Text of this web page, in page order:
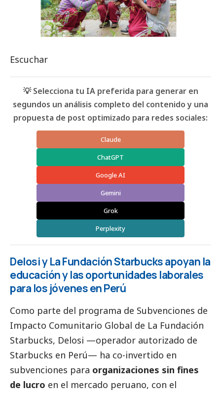
Escuchar
💡 Selecciona tu IA preferida para generar en
segundos un análisis completo del contenido y una
propuesta de post optimizado para redes sociales:
Claude
ChatGPT
Google AI
Gemini
Grok
Perplexity
Delosi y La Fundación Starbucks apoyan la
educación y las oportunidades laborales
para los jóvenes en Perú
Como parte del programa de Subvenciones de
Impacto Comunitario Global de La Fundación
Starbucks, Delosi —operador autorizado de
Starbucks en Perú— ha co-invertido en
subvenciones para organizaciones sin fines
de lucro en el mercado peruano, con el